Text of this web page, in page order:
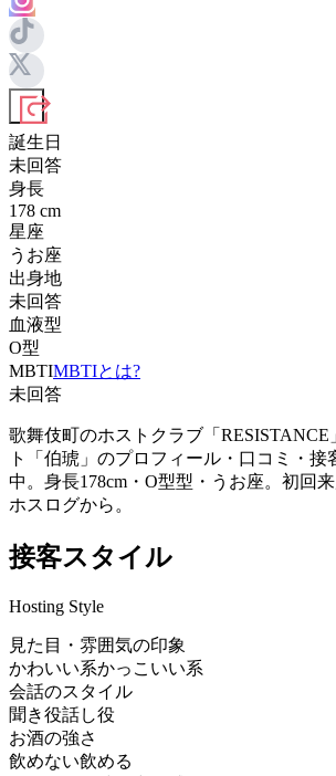
誕生日
未回答
身長
178 cm
星座
うお座
出身地
未回答
血液型
O型
MBTIMBTIとは?
未回答
歌舞伎町のホストクラブ「RESISTANCE
ト「伯琥」のプロフィール・口コミ・接
中。身長178cm・O型型・うお座。初回
ホスログから。
接客スタイル
Hosting Style
見た目・雰囲気の印象
かわいい系かっこいい系
会話のスタイル
聞き役話し役
お酒の強さ
飲めない飲める